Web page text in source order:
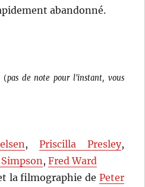
abandonné.
(pas de note pour l'instant, vous
, Priscilla Presley,
Simpson,Fred Ward
la filmographie de Peter